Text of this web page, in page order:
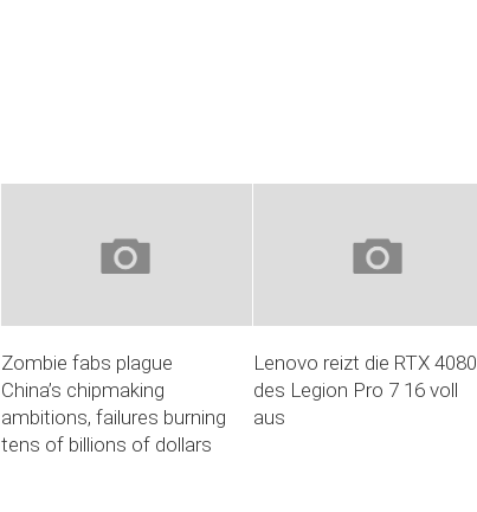
Zombie fabs plague
China’s chipmaking
ambitions, failures burning
tens of billions of dollars
Lenovo reizt die RTX 4080
des Legion Pro 7 16 voll
aus